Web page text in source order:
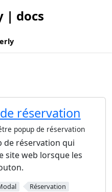
| docs
réservation
popup de réservation
de réservation qui
site web lorsque les
Réservation